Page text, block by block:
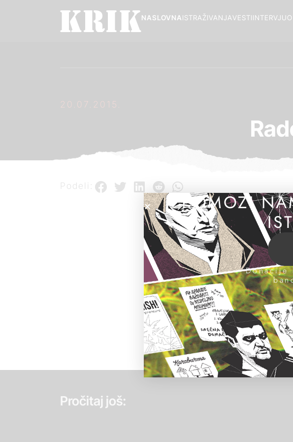
INTERVJU
VESTI
ISTRAŽIVANJA
NASLOVNA
20.07.2015.
Podeli:
Pročitaj još:
POMOZI
Donacije